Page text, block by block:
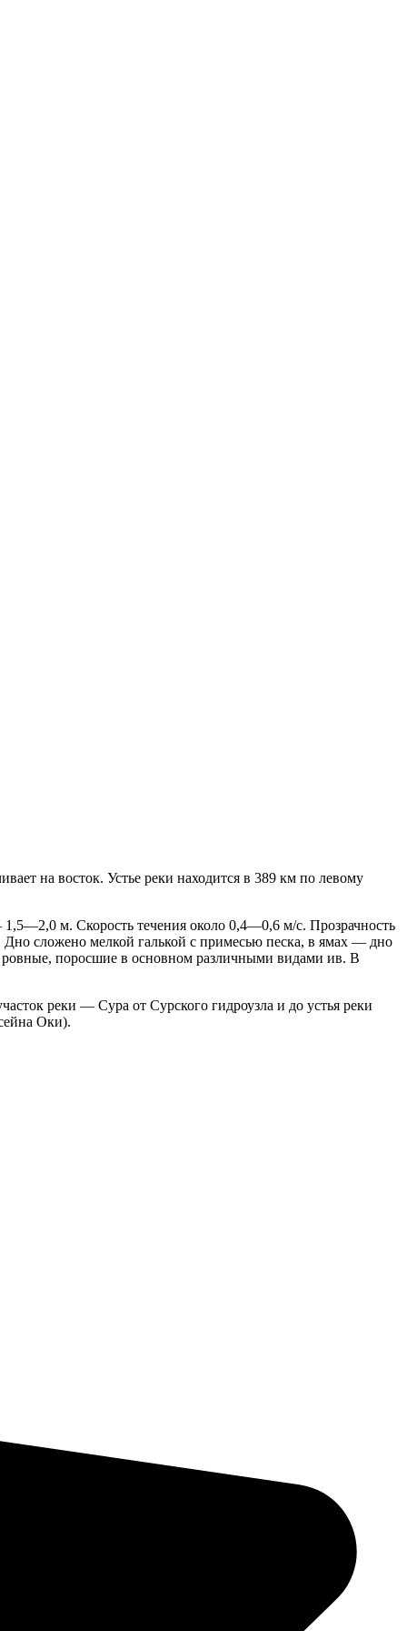
на восток. Устье реки находится в 389 км по левому
м. Скорость течения около 0,4—0,6 м/с. Прозрачность
сложено мелкой галькой с примесью песка, в ямах — дно
ровные, поросшие в основном различными видами ив. В
реки — Сура от Сурского гидроузла и до устья реки
Оки).